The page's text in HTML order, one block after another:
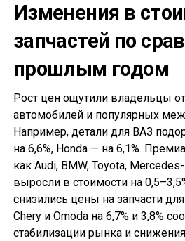
Изменения в
запчастей по
прошлым годом
Рост цен ощутили владельцы
автомобилей и популярных
Например, детали для ВАЗ
на 6,6%, Honda — на 6,1%.
как Audi, BMW, Toyota,
выросли в стоимости на
снизились цены на запчасти
Chery и Omoda на 6,7% и 3,8%
стабилизации рынка и